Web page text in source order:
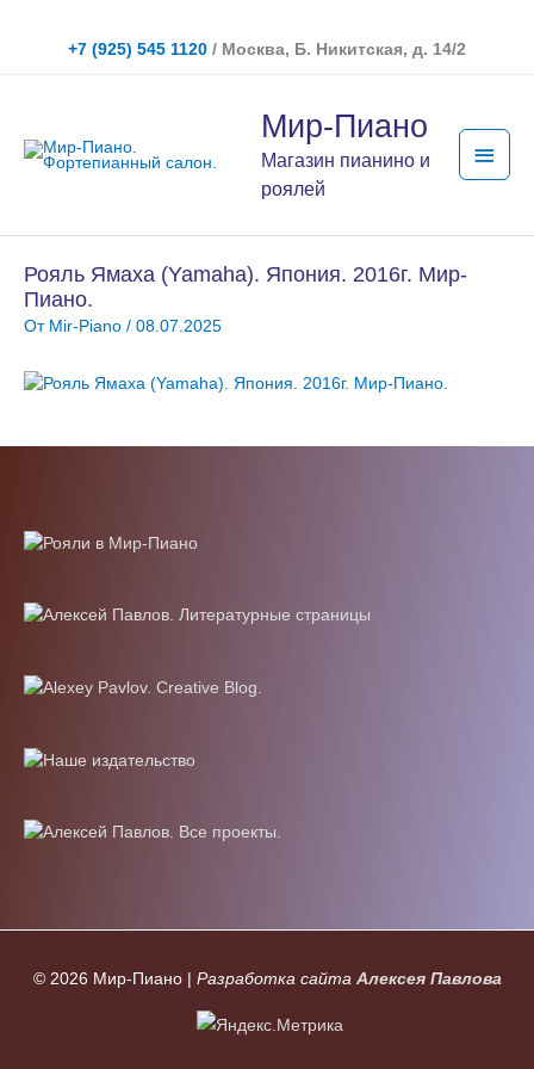
содержимому
+7 (925) 545 1120 / Москва, Б. Никитская, д. 14/2
Мир-Пиано
Магазин пианино и
роялей
меню
Рояль Ямаха (Yamaha). Япония. 2016г. Мир-
Пиано.
От Mir-Piano / 08.07.2025
© 2026 Мир-Пиано| Разработка сайта Алексея Павлова